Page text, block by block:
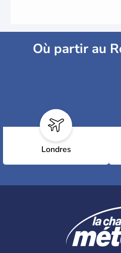
Où partir au
Londres